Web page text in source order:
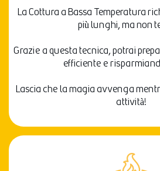
La Cottura a Bassa Temperatura
più lunghi, ma non
Grazie a questa tecnica, potrai
efficiente e
Lascia che la magia avvenga
attività!